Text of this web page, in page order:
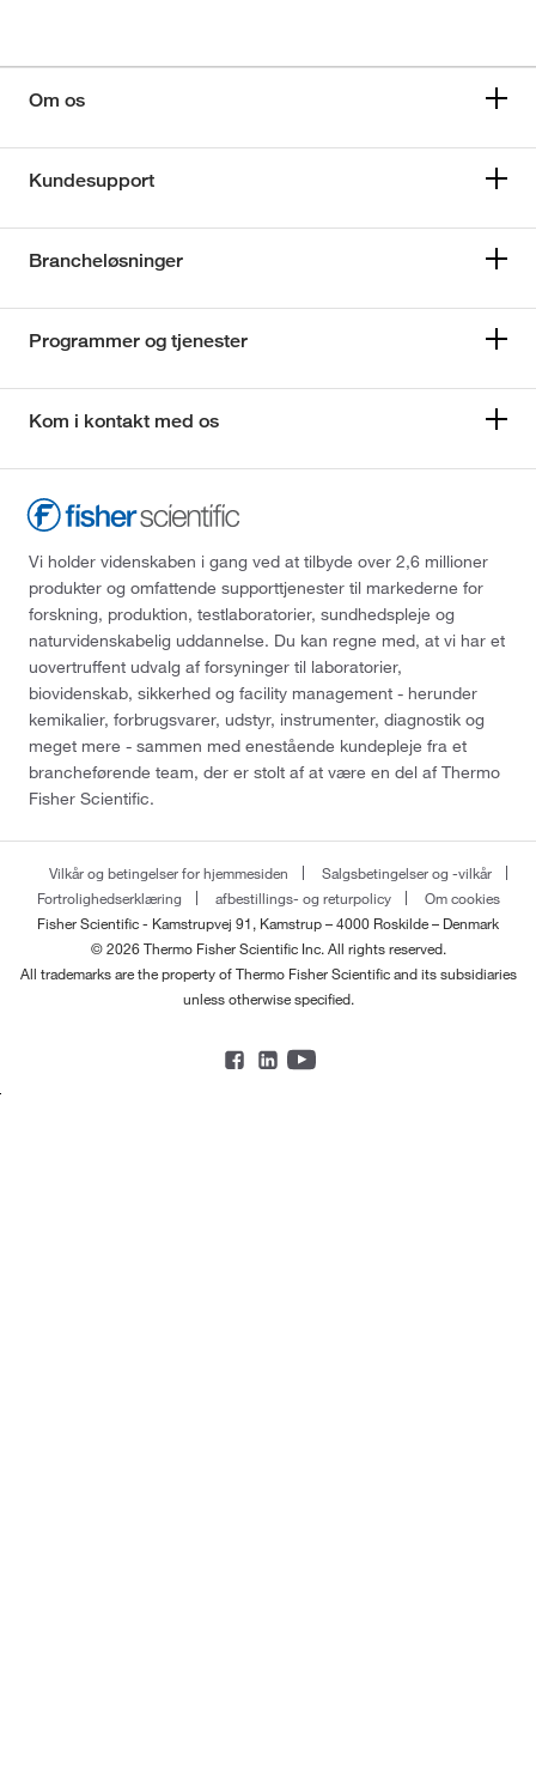
Om os
Kundesupport
Brancheløsninger
Programmer og tjenester
Kom i kontakt med os
Vi holder videnskaben i gang ved at tilbyde over 2,6 millioner
produkter og omfattende supporttjenester til markederne for
forskning, produktion, testlaboratorier, sundhedspleje og
naturvidenskabelig uddannelse. Du kan regne med, at vi har et
uovertruffent udvalg af forsyninger til laboratorier,
biovidenskab, sikkerhed og facility management - herunder
kemikalier, forbrugsvarer, udstyr, instrumenter, diagnostik og
meget mere - sammen med enestående kundepleje fra et
brancheførende team, der er stolt af at være en del af Thermo
Fisher Scientific.
Vilkår og betingelser for hjemmesiden
Salgsbetingelser og -vilkår
Fortrolighedserklæring
afbestillings- og returpolicy
Om cookies
Fisher Scientific - Kamstrupvej 91, Kamstrup – 4000 Roskilde – Denmark
© 2026 Thermo Fisher Scientific Inc. All rights reserved.
All trademarks are the property of Thermo Fisher Scientific and its subsidiaries
unless otherwise specified.